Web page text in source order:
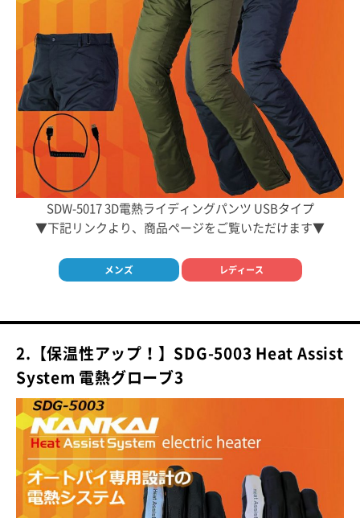
SDW-5017 3D電熱ライディングパンツ USBタイプ
▼下記リンクより、商品ページをご覧いただけます▼
メンズ レディース
2.【保温性アップ！】SDG-5003 Heat Assist
System 電熱グローブ3